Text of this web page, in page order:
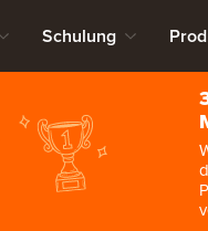
Schulung